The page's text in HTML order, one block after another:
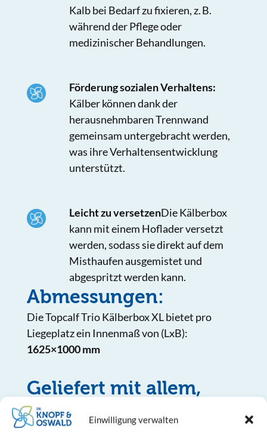
Einwilligung verwalten
Kalb bei Bedarf zu fixieren, z. B.
während der Pflege oder
medizinischer Behandlungen.
Förderung sozialen Verhaltens:
Kälber können dank der
herausnehmbaren Trennwand
gemeinsam untergebracht werden,
was ihre Verhaltensentwicklung
unterstützt.
Leicht zu versetzenDie Kälberbox
kann mit einem Hoflader versetzt
werden, sodass sie direkt auf dem
Misthaufen ausgemistet und
abgespritzt werden kann.
Abmessungen:
Die Topcalf Trio Kälberbox XL bietet pro
Liegeplatz ein Innenmaß von (LxB):
1625×1000 mm
Geliefert mit allem,
was Sie brauchen: